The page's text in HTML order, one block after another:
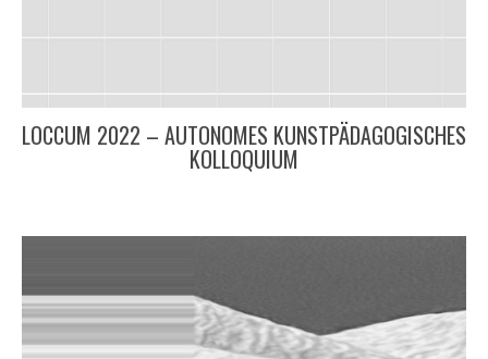
LOCCUM 2022 – AUTONOMES KUNSTPÄDAGOGISCHES
KOLLOQUIUM